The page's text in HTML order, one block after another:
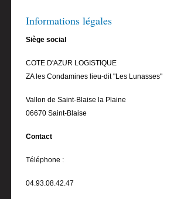
Informations légales
Siège social
COTE D'AZUR LOGISTIQUE
ZA les Condamines lieu-dit "Les Lunasses"
Vallon de Saint-Blaise la Plaine
06670 Saint-Blaise
Contact
Téléphone :
04.93.08.42.47